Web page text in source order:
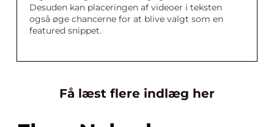
Desuden kan placeringen af videoer i teksten
også øge chancerne for at blive valgt som en
featured snippet.
Få læst flere indlæg her